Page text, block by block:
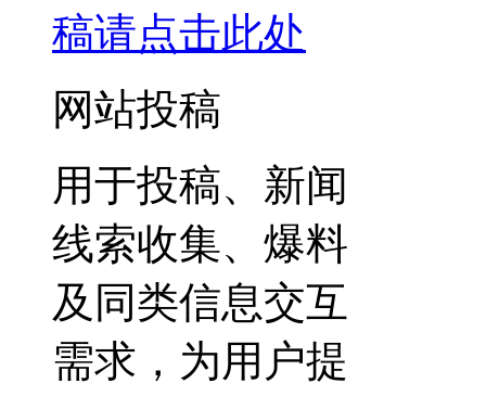
稿请点击此处
网站投稿
用于投稿、新闻
线索收集、爆料
及同类信息交互
需求，为用户提